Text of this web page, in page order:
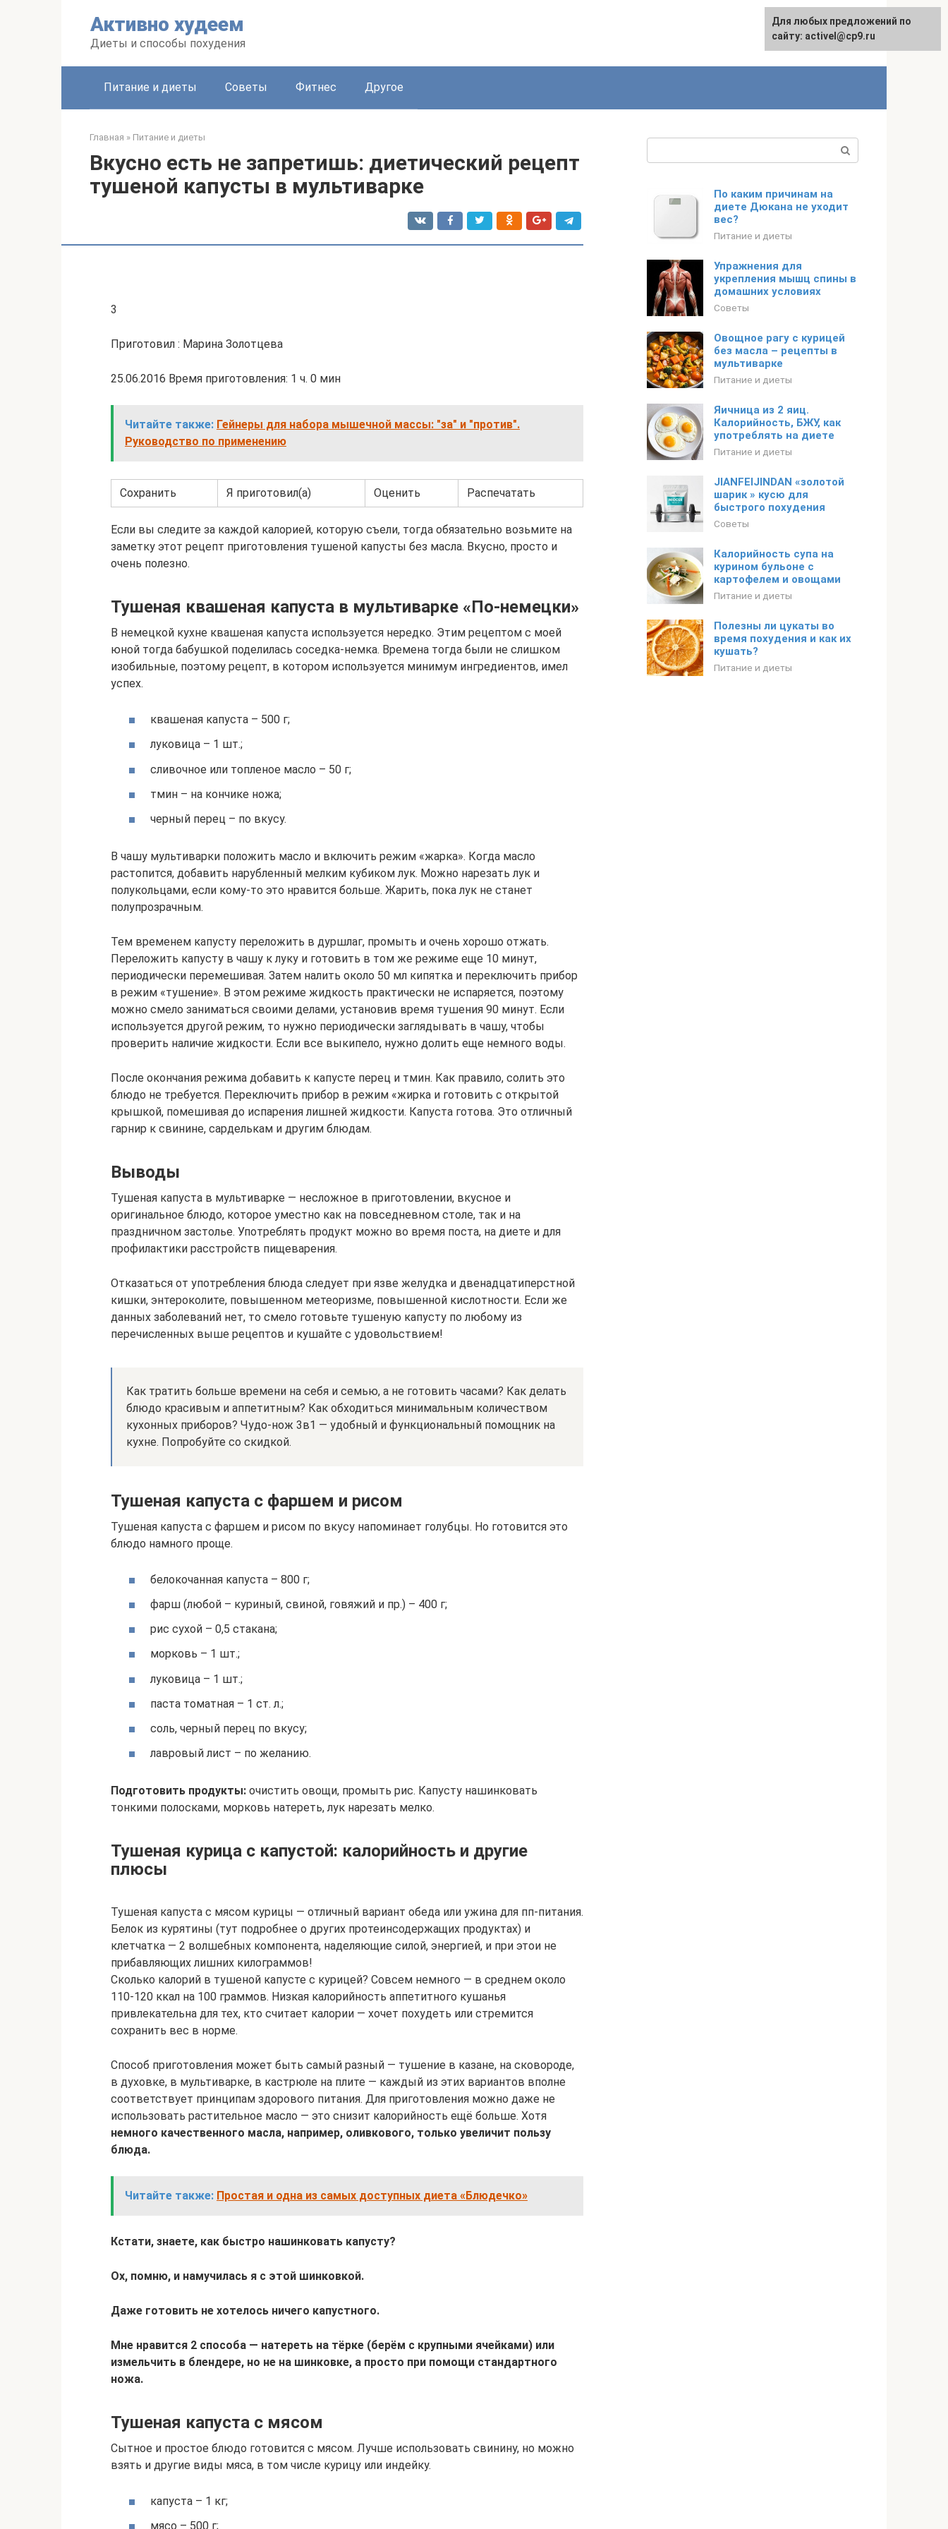
Активно худеем
Диеты и способы похудения
English
Питание и диеты Советы Фитнес Другое
Главная » Питание и диеты
Вкусно есть не запретишь: диетический рецепт
тушеной капусты в мультиварке
3
Приготовил : Марина Золотцева
25.06.2016 Время приготовления: 1 ч. 0 мин
Читайте также: Гейнеры для набора мышечной массы: "за" и "против".
Руководство по применению
Сохранить Я приготовил(а) Оценить Распечатать
Если вы следите за каждой калорией, которую съели, тогда обязательно возьмите на
заметку этот рецепт приготовления тушеной капусты без масла. Вкусно, просто и
очень полезно.
Тушеная квашеная капуста в мультиварке «По-немецки»
В немецкой кухне квашеная капуста используется нередко. Этим рецептом с моей
юной тогда бабушкой поделилась соседка-немка. Времена тогда были не слишком
изобильные, поэтому рецепт, в котором используется минимум ингредиентов, имел
успех.
квашеная капуста – 500 г;
луковица – 1 шт.;
сливочное или топленое масло – 50 г;
тмин – на кончике ножа;
черный перец – по вкусу.
В чашу мультиварки положить масло и включить режим «жарка». Когда масло
растопится, добавить нарубленный мелким кубиком лук. Можно нарезать лук и
полукольцами, если кому-то это нравится больше. Жарить, пока лук не станет
полупрозрачным.
Тем временем капусту переложить в дуршлаг, промыть и очень хорошо отжать.
Переложить капусту в чашу к луку и готовить в том же режиме еще 10 минут,
периодически перемешивая. Затем налить около 50 мл кипятка и переключить прибор
в режим «тушение». В этом режиме жидкость практически не испаряется, поэтому
можно смело заниматься своими делами, установив время тушения 90 минут. Если
используется другой режим, то нужно периодически заглядывать в чашу, чтобы
проверить наличие жидкости. Если все выкипело, нужно долить еще немного воды.
После окончания режима добавить к капусте перец и тмин. Как правило, солить это
блюдо не требуется. Переключить прибор в режим «жирка и готовить с открытой
крышкой, помешивая до испарения лишней жидкости. Капуста готова. Это отличный
гарнир к свинине, сарделькам и другим блюдам.
Выводы
Тушеная капуста в мультиварке — несложное в приготовлении, вкусное и
оригинальное блюдо, которое уместно как на повседневном столе, так и на
праздничном застолье. Употреблять продукт можно во время поста, на диете и для
профилактики расстройств пищеварения.
Отказаться от употребления блюда следует при язве желудка и двенадцатиперстной
кишки, энтероколите, повышенном метеоризме, повышенной кислотности. Если же
данных заболеваний нет, то смело готовьте тушеную капусту по любому из
перечисленных выше рецептов и кушайте с удовольствием!
Как тратить больше времени на себя и семью, а не готовить часами? Как делать
блюдо красивым и аппетитным? Как обходиться минимальным количеством
кухонных приборов? Чудо-нож 3в1 — удобный и функциональный помощник на
кухне. Попробуйте со скидкой.
Тушеная капуста с фаршем и рисом
Тушеная капуста с фаршем и рисом по вкусу напоминает голубцы. Но готовится это
блюдо намного проще.
белокочанная капуста – 800 г;
фарш (любой – куриный, свиной, говяжий и пр.) – 400 г;
рис сухой – 0,5 стакана;
морковь – 1 шт.;
луковица – 1 шт.;
паста томатная – 1 ст. л.;
соль, черный перец по вкусу;
лавровый лист – по желанию.
Подготовить продукты: очистить овощи, промыть рис. Капусту нашинковать
тонкими полосками, морковь натереть, лук нарезать мелко.
Тушеная курица с капустой: калорийность и другие
плюсы
Тушеная капуста с мясом курицы — отличный вариант обеда или ужина для пп-питания.
Белок из курятины (тут подробнее о других протеинсодержащих продуктах) и
клетчатка — 2 волшебных компонента, наделяющие силой, энергией, и при этои не
прибавляющих лишних килограммов!
Сколько калорий в тушеной капусте с курицей? Совсем немного — в среднем около
110-120 ккал на 100 граммов. Низкая калорийность аппетитного кушанья
привлекательна для тех, кто считает калории — хочет похудеть или стремится
сохранить вес в норме.
Способ приготовления может быть самый разный — тушение в казане, на сковороде,
в духовке, в мультиварке, в кастрюле на плите — каждый из этих вариантов вполне
соответствует принципам здорового питания. Для приготовления можно даже не
использовать растительное масло — это снизит калорийность ещё больше. Хотя
немного качественного масла, например, оливкового, только увеличит пользу
блюда.
Читайте также: Простая и одна из самых доступных диета «Блюдечко»
Кстати, знаете, как быстро нашинковать капусту?
Ох, помню, и намучилась я с этой шинковкой.
Даже готовить не хотелось ничего капустного.
Мне нравится 2 способа — натереть на тёрке (берём с крупными ячейками) или
измельчить в блендере, но не на шинковке, а просто при помощи стандартного
ножа.
Тушеная капуста с мясом
Сытное и простое блюдо готовится с мясом. Лучше использовать свинину, но можно
взять и другие виды мяса, в том числе курицу или индейку.
капуста – 1 кг;
мясо – 500 г;
По каким причинам на
диете Дюкана не уходит
вес?
Питание и диеты
Упражнения для
укрепления мышц спины в
домашних условиях
Советы
Овощное рагу с курицей
без масла – рецепты в
мультиварке
Питание и диеты
Яичница из 2 яиц.
Калорийность, БЖУ, как
употреблять на диете
Питание и диеты
JIANFEIJINDAN «золотой
шарик » кусю для
быстрого похудения
Советы
Калорийность супа на
курином бульоне с
картофелем и овощами
Питание и диеты
Полезны ли цукаты во
время похудения и как их
кушать?
Питание и диеты
Для любых предложений по
сайту: activel@cp9.ru